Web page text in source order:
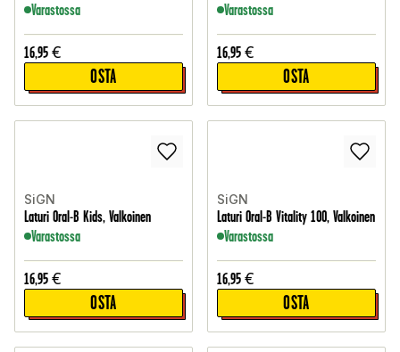
Varastossa
16,95 €
OSTA
Varastossa
16,95 €
OSTA
SiGN
Laturi Oral-B Kids, Valkoinen
Varastossa
16,95 €
OSTA
SiGN
Laturi Oral-B Vitality 100, Valkoinen
Varastossa
16,95 €
OSTA